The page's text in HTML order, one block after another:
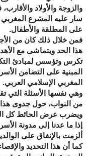
والزوجة والأولاد
سار عليه المشرع
على المطلقة والأطفال.
فمن خلال ذلك كان من
هذا الحد ويتماشى مع
تكرس وتؤسس لمبادئ
المبنية على التضامن
المغربي الإسلامي العربي.
وهي نفسها الأسئلة التي
من النواب، حول جدوى هذا
ويضرب عرض الحائط كل
ألزمت بالإنفاق على
كما أن هذا التحديد